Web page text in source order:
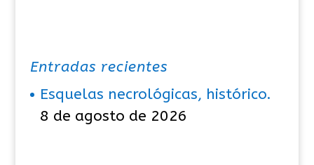
Entradas recientes
Esquelas necrológicas, histórico.
8 de agosto de 2026